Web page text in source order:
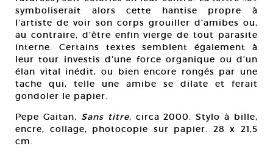
symboliserait alors cette hantise propre à
l’artiste de voir son corps grouiller d’amibes ou,
au contraire, d’être enfin vierge de tout parasite
interne. Certains textes semblent également à
leur tour investis d’une force organique ou d’un
élan vital inédit, ou bien encore rongés par une
tache qui, telle une amibe se dilate et ferait
gondoler le papier.
Pepe Gaitan, Sans titre, circa 2000. Stylo à bille,
encre, collage, photocopie sur papier. 28 x 21,5
cm.